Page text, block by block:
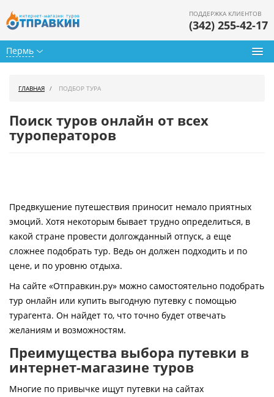
Пермь
ПОДДЕРЖКА КЛИЕНТОВ
(342) 255-42-17
Горящие туры
Страны
Как купить
Контакты
ГЛАВНАЯ ПОДБОР ТУРА
Поиск туров онлайн от всех
туроператоров
Предвкушение путешествия приносит немало приятных
эмоций. Хотя некоторым бывает трудно определиться, в
какой стране провести долгожданный отпуск, а еще
сложнее подобрать тур. Ведь он должен подходить и по
цене, и по уровню отдыха.
На сайте «Отправкин.ру» можно самостоятельно подобрать
тур онлайн или купить выгодную путевку с помощью
турагента. Он найдет то, что точно будет отвечать
желаниям и возможностям.
Преимущества выбора путевки в
интернет-магазине туров
Многие по привычке ищут путевки на сайтах